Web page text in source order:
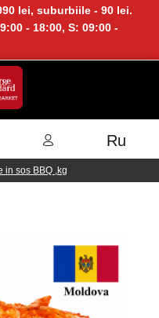
lei, suburbiile - 90 lei.
- 18:00, S: 09:00 -
Ru
in sos BBQ ,kg